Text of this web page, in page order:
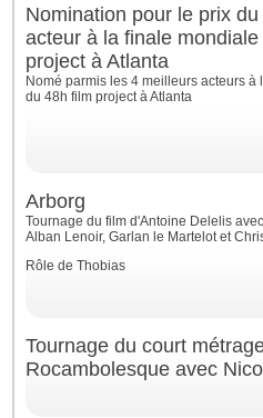
Nomination pour le prix
acteur à la finale
project à Atlanta
Nomé parmis les 4 meilleurs acteurs à
du 48h film project à Atlanta
Arborg
Tournage du film d'Antoine Delelis
Alban Lenoir, Garlan le Martelot et
Rôle de Thobias
Tournage du court
Rocambolesque avec